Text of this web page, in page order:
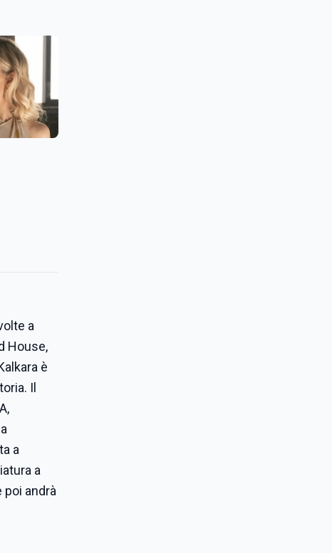
a
House,
è
Il
a
a
poi andrà